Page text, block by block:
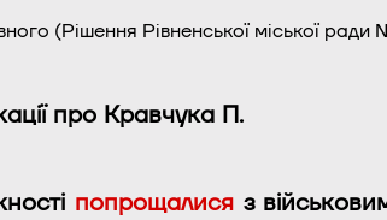
(Рішення Рівненської міської
про Кравчука П.
попрощалися з